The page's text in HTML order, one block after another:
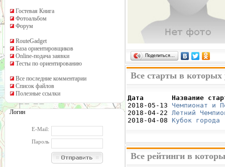
Гостевая Книга
Фотоальбом
Форум
RouteGadget
База ориентировщиков
Online-подача заявки
Тесты по ориентированию
Все последние комментарии
Список файлов
Полезные ссылки
Логин
E-Mail:
Пароль
Поделиться…
Все старты в которых
Дата       Название
2018-05-13 Чемпионат и
2018-04-22 Летний
2018-04-08 Кубок
Все рейтинги в